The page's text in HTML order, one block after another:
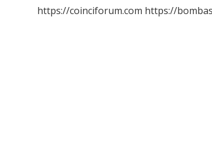
https://coinciforum.com https://